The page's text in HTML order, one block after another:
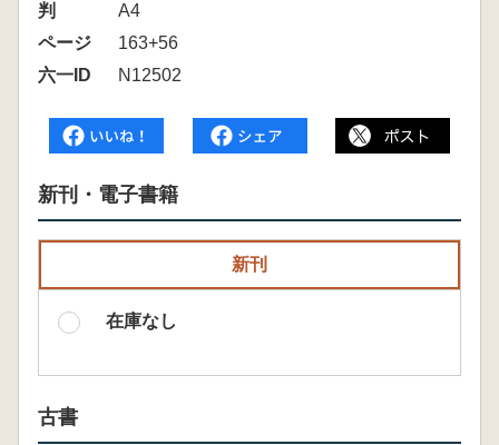
判
A4
ページ
163+56
六一ID
N12502
新刊・電子書籍
新刊
在庫なし
古書